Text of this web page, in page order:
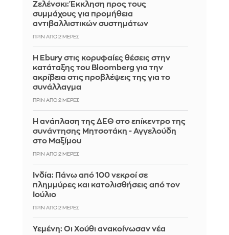
Ζελένσκι: Έκκληση προς τους
συμμάχους για προμήθεια
αντιβαλλιστικών συστημάτων
ΠΡΙΝ ΑΠΌ 2 ΜΈΡΕΣ
Η Ebury στις κορυφαίες θέσεις στην
κατάταξης του Bloomberg για την
ακρίβεια στις προβλέψεις της για το
συνάλλαγμα
ΠΡΙΝ ΑΠΌ 2 ΜΈΡΕΣ
Η ανάπλαση της ΔΕΘ στο επίκεντρο της
συνάντησης Μητσοτάκη - Αγγελούδη
στο Μαξίμου
ΠΡΙΝ ΑΠΌ 2 ΜΈΡΕΣ
Ινδία: Πάνω από 100 νεκροί σε
πλημμύρες και κατολισθήσεις από τον
Ιούλιο
ΠΡΙΝ ΑΠΌ 2 ΜΈΡΕΣ
Υεμένη: Οι Χούθι ανακοίνωσαν νέα